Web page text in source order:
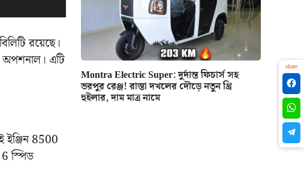
রয়েছে।
অপশনাল। এটি
ইঞ্জিন 8500
স্পিড
Montra Electric Super: দুর্দান্ত ফিচার্স সহ
ভরপুর রেঞ্জ! রাস্তা দখলের দৌড়ে নতুন থ্রি
হুইলার, দাম মাত্র নামে
share